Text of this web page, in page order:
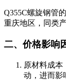
Q355C螺旋钢管
重庆地区，同类
二、价格影响
原材料成本‌
动，进而影